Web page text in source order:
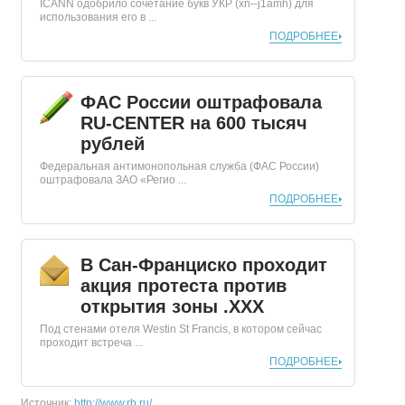
ICANN одобрило сочетание букв УКР (xn--j1amh) для
использования его в ...
ПОДРОБНЕЕ
ФАС России оштрафовала
RU-CENTER на 600 тысяч
рублей
Федеральная антимонопольная служба (ФАС России)
оштрафовала ЗАО «Регио ...
ПОДРОБНЕЕ
В Сан-Франциско проходит
акция протеста против
открытия зоны .ХХХ
Под стенами отеля Westin St Francis, в котором сейчас
проходит встреча ...
ПОДРОБНЕЕ